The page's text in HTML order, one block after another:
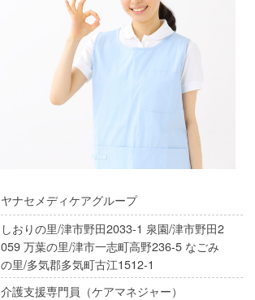
ヤナセメディケアグループ
しおりの里/津市野田2033-1 泉園/津市野田2
059 万葉の里/津市一志町高野236-5 なごみ
の里/多気郡多気町古江1512-1
介護支援専門員（ケアマネジャー）